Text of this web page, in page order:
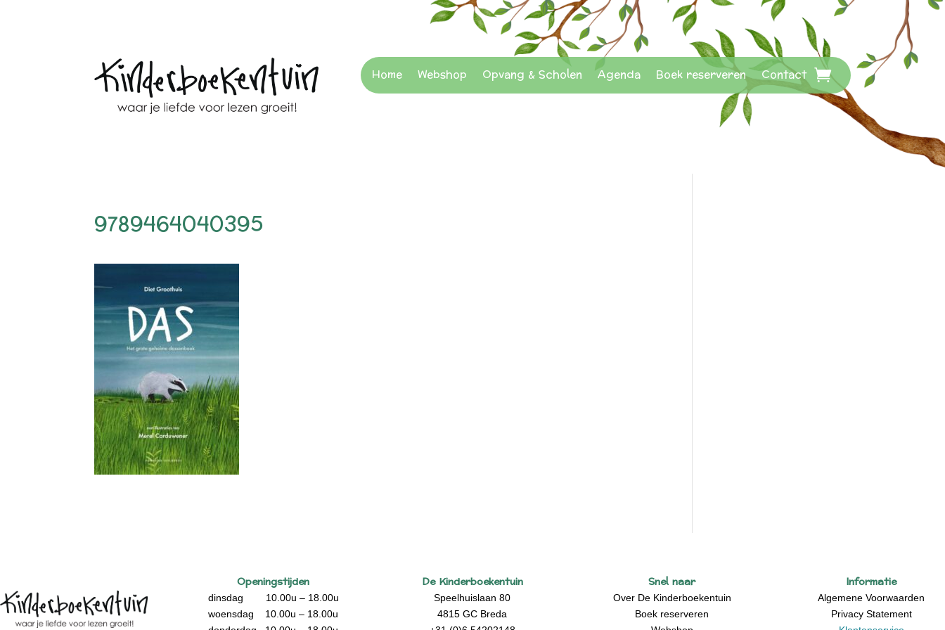
Home Webshop Opvang & Scholen Agenda Boek reserveren Contact
9789464040395
Openingstijden
dinsdag 10.00u – 18.00u
woensdag 10.00u – 18.00u
De Kinderboekentuin
Speelhuislaan 80
4815 GC Breda
Snel naar
Over De Kinderboekentuin
Boek reserveren
Informatie
Algemene Voorwaarden
Privacy Statement